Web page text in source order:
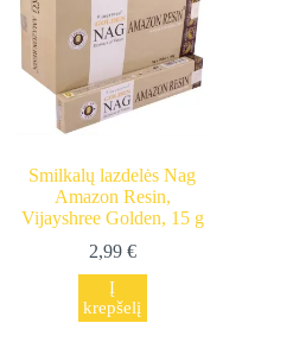
Smilkalų lazdelės Nag
Amazon Resin,
Vijayshree Golden, 15 g
2,99 €
Į
krepšelį